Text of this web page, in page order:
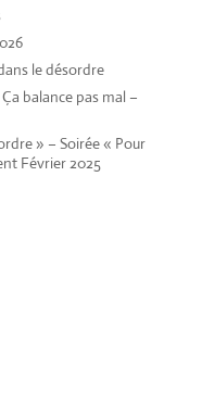
le désordre
balance pas mal –
» – Soirée « Pour
Février 2025